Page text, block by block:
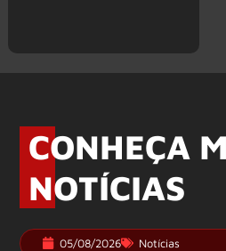
CONHEÇA
NOTÍCIAS
05/08/2026 Notícias